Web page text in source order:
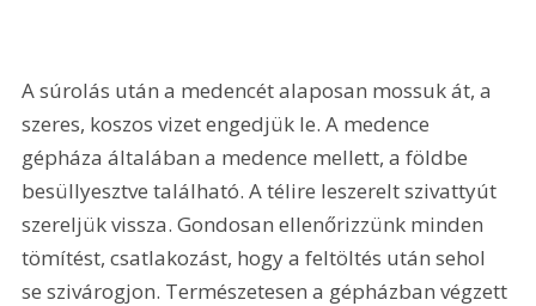
A súrolás után a medencét alaposan mossuk át, a
szeres, koszos vizet engedjük le. A medence
gépháza általában a medence mellett, a földbe
besüllyesztve található. A télire leszerelt szivattyút
szereljük vissza. Gondosan ellenőrizzünk minden
tömítést, csatlakozást, hogy a feltöltés után sehol
se szivárogjon. Természetesen a gépházban végzett